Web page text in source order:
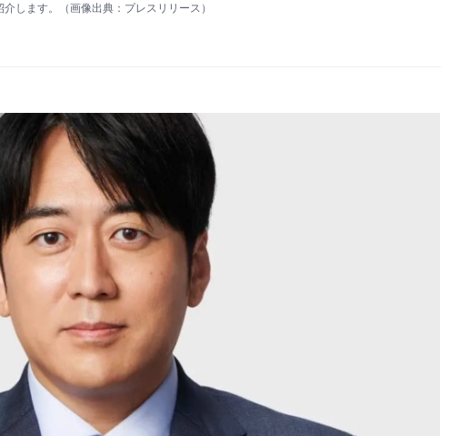
します。（画像出典：プレスリリース）